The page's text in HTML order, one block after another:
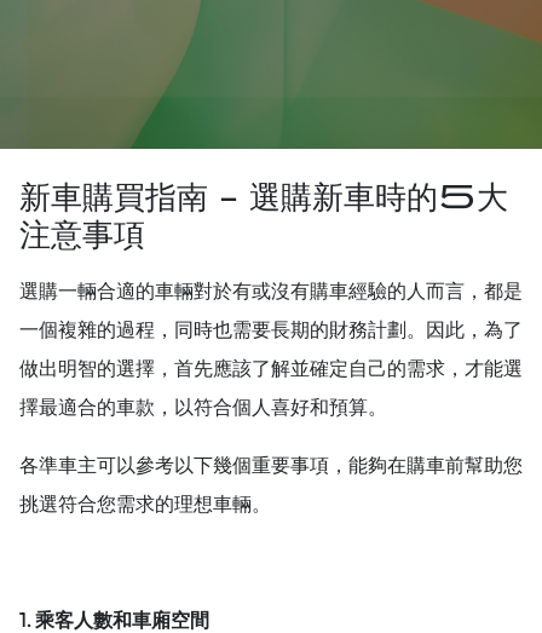
新車購買指南 - 選購新車時的5大
注意事項
選購一輛合適的車輛對於有或沒有購車經驗的人而言，都是
一個複雜的過程，同時也需要長期的財務計劃。因此，為了
做出明智的選擇，首先應該了解並確定自己的需求，才能選
擇最適合的車款，以符合個人喜好和預算。
各準車主可以參考以下幾個重要事項，能夠在購車前幫助您
挑選符合您需求的理想車輛。
1. 乘客人數和車廂空間